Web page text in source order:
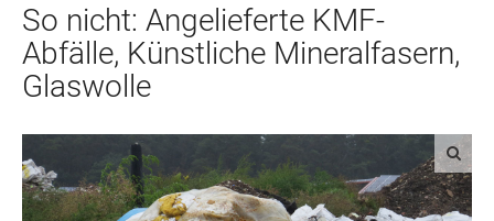
So nicht: Angelieferte KMF-
Abfälle, Künstliche Mineralfasern,
Glaswolle